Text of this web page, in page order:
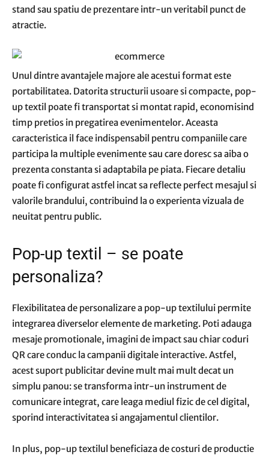
stand sau spatiu de prezentare intr-un veritabil punct de
atractie.
Unul dintre avantajele majore ale acestui format este
portabilitatea. Datorita structurii usoare si compacte, pop-
up textil poate fi transportat si montat rapid, economisind
timp pretios in pregatirea evenimentelor. Aceasta
caracteristica il face indispensabil pentru companiile care
participa la multiple evenimente sau care doresc sa aiba o
prezenta constanta si adaptabila pe piata. Fiecare detaliu
poate fi configurat astfel incat sa reflecte perfect mesajul si
valorile brandului, contribuind la o experienta vizuala de
neuitat pentru public.
Pop-up textil – se poate
personaliza?
Flexibilitatea de personalizare a pop-up textilului permite
integrarea diverselor elemente de marketing. Poti adauga
mesaje promotionale, imagini de impact sau chiar coduri
QR care conduc la campanii digitale interactive. Astfel,
acest suport publicitar devine mult mai mult decat un
simplu panou: se transforma intr-un instrument de
comunicare integrat, care leaga mediul fizic de cel digital,
sporind interactivitatea si angajamentul clientilor.
In plus, pop-up textilul beneficiaza de costuri de productie